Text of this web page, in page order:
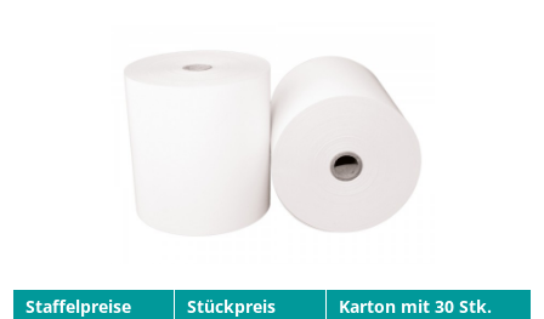
Staffelpreise Stückpreis
Karton mit 30 Stk.